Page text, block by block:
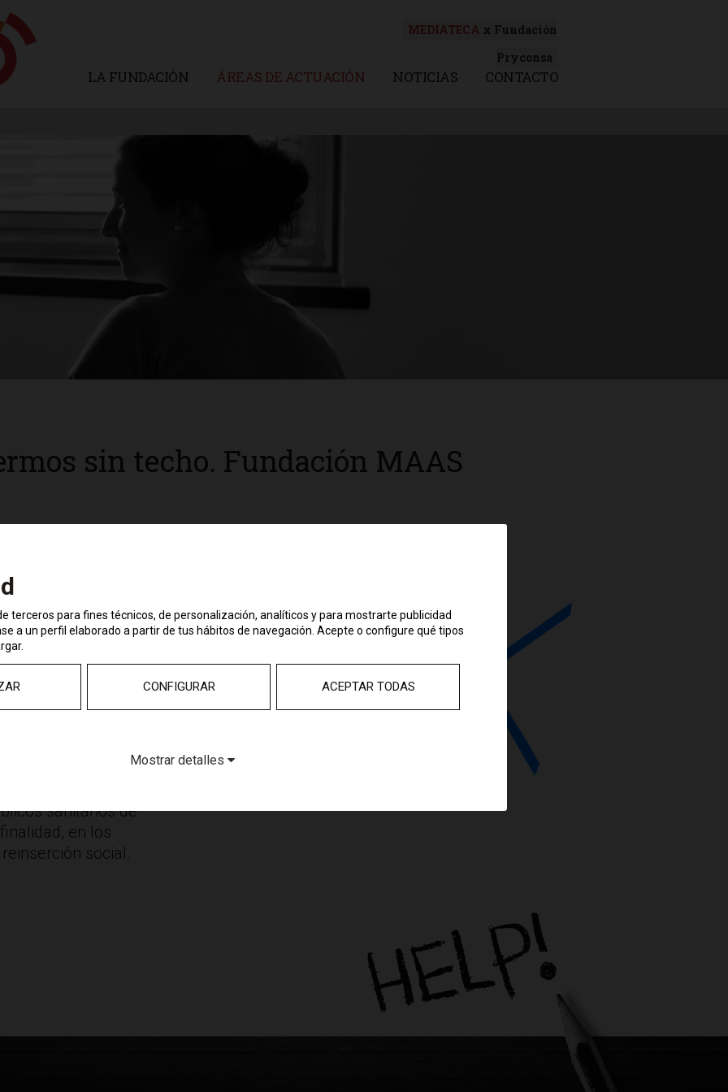
MEDIATECA x Fundación
Pryconsa
LA FUNDACIÓN ÁREAS DE ACTUACIÓN NOTICIAS CONTACTO
sin techo. Fundación MAAS
con
y profundo
que viven en
de
quirúrgica,
crónica o que
paliativos, con
hemato-
vivienda,
completa social,
de
con una
sanitarios de
en los
social.
terceros para fines técnicos, de personalización, analíticos y para mostrarte publicidad
a un perfil elaborado a partir de tus hábitos de navegación. Acepte o configure qué tipos
CONFIGURAR ACEPTAR TODAS
Mostrar detalles